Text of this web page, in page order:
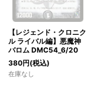
【レジェンド・クロニク
ル ライバル編】悪魔神
バロム DMC54_6/20
380円(税込)
在庫なし